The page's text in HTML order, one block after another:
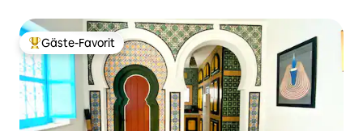
Beliebter Gäste-Favorit.
Gäste-Favorit